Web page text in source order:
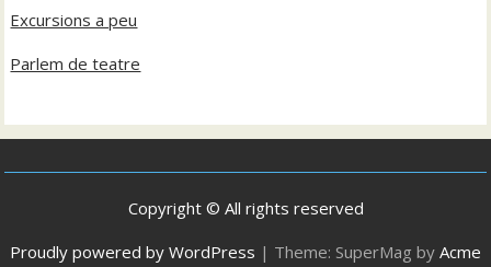
Excursions a peu
Parlem de teatre
Copyright © All rights reserved
Proudly powered by WordPress | Theme: SuperMag by Acme